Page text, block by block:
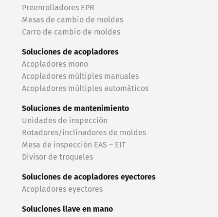
Preenrolladores EPR
Mesas de cambio de moldes
Carro de cambio de moldes
Soluciones de acopladores
Acopladores mono
Acopladores múltiples manuales
Acopladores múltiples automáticos
Soluciones de mantenimiento
Unidades de inspección
Rotadores/inclinadores de moldes
Mesa de inspección EAS – EIT
Divisor de troqueles
Soluciones de acopladores eyectores
Acopladores eyectores
Soluciones llave en mano